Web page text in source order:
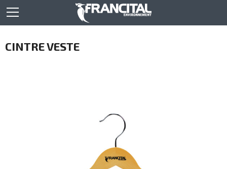
CINTRE VESTE